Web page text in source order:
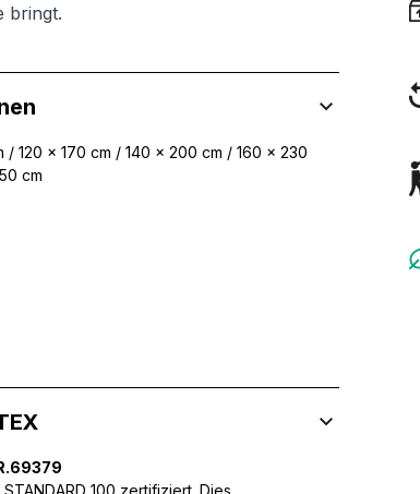
bringt.
120 x 170 cm / 140 x 200 cm / 160 x 230
cm
100 zertifiziert. Dies
zu analysieren. Außerdem geben wir